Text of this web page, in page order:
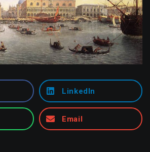
LinkedIn
Email